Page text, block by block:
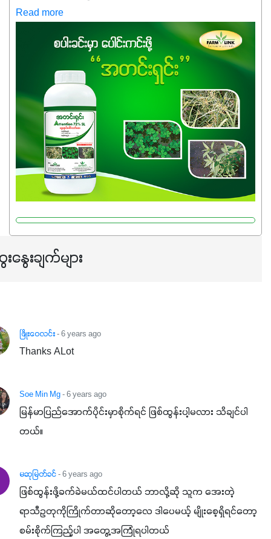
ကလည်း တက်နေတဲ့ဒီလိုအချိန်မှာ သွင်းအားစုဖိုးကို လျှော့ချပြီး
အထွက်နှုန်းကို ထိန်းထားနိုင်မှ ဦးကြီးတို့ အဆင်ပြေမှာနော် ✔️ဒါ
ကြောင့် ကိုယ်သုံးသမျှ ကိုယ့်အတွက်အကျိုးရစေမယ့်
အရည်အသွေးစိတ်ချရတဲ့ သွင်းအားစုပစ္စည်းတွေကိုပဲ ရွေးချယ်
သုံးသင့်ပါတယ်။
Read more
နွေးချက်များ
ဖြိုးဝေလင်း- 6 years ago
Thanks ALot
Soe Min Mg- 6 years ago
မြန်မာပြည်အောက်ပိုင်းမှာစိုက်ရင် ဖြစ်ထွန်းပါ့မလား သိချင်ပါ
တယ်။
မဆုမြတ်ခင်- 6 years ago
ဖြစ်ထွန်းဖို့ခက်ခဲမယ်ထင်ပါတယ် ဘာလို့ဆို သူက အေးတဲ့
ရာသီဥတုကိုကြိုက်တာဆိုတော့လေ ဒါပေမယ့် မျိုးစေ့ရှိရင်တော့
စမ်းစိုက်ကြည့်ပါ အတွေ့အကြုံရပါတယ်